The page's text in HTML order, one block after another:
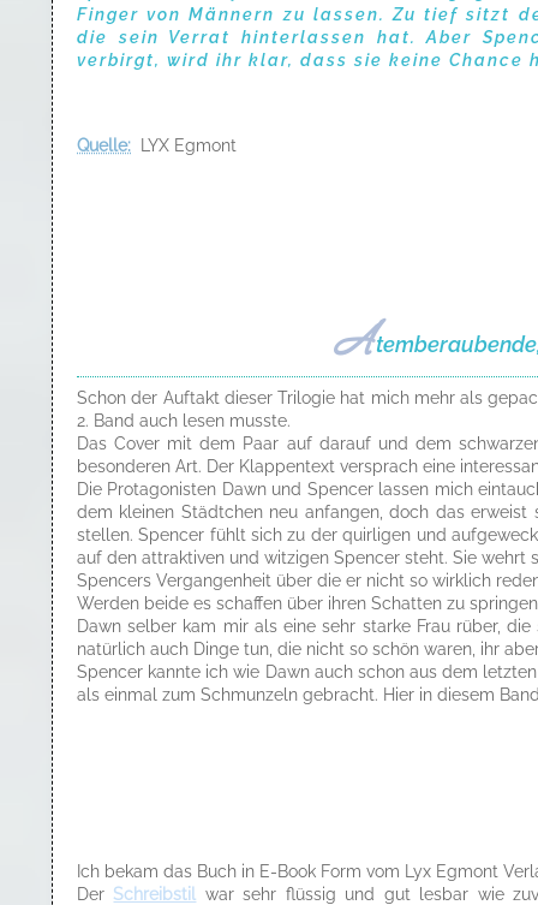
Finger von Männern zu lassen. Zu tief sitzt
die sein Verrat hinterlassen hat. Aber
verbirgt, wird ihr klar, dass sie keine Chance
Quelle: LYX Egmont
A
Schon der Auftakt dieser Trilogie hat mich mehr als
2. Band auch lesen musste.
Das Cover mit dem Paar auf darauf und dem
besonderen Art. Der Klappentext versprach eine
Die Protagonisten Dawn und Spencer lassen mich
dem kleinen Städtchen neu anfangen, doch das
stellen. Spencer fühlt sich zu der quirligen und
auf den attraktiven und witzigen Spencer steht. Sie wehrt
Spencers Vergangenheit über die er nicht so wirklich
Werden beide es schaffen über ihren Schatten zu
Dawn selber kam mir als eine sehr starke Frau rüber,
natürlich auch Dinge tun, die nicht so schön waren, ihr
Spencer kannte ich wie Dawn auch schon aus dem
als einmal zum Schmunzeln gebracht. Hier in diesem
Ich bekam das Buch in E-Book Form vom Lyx Egmont
Der Schreibstil war sehr flüssig und gut lesbar wie